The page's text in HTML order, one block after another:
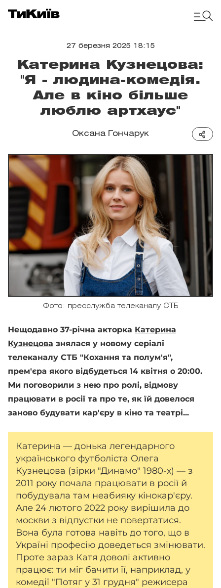
27 березня 2025 18:15
Катерина Кузнецова:
"Я - людина-комедія.
Але в кіно більше
люблю артхаус"
Оксана Гончарук
Фото: пресслужба телеканалу СТБ
Нещодавно 37-річна акторка Катерина
Кузнецова знялася у новому серіалі
телеканалу СТБ "Кохання та полум'я",
прем'єра якого відбудеться 14 квітня о 20:00.
Ми поговорили з нею про ролі, відмову
працювати в росії та про те, як їй довелося
заново будувати кар'єру в кіно та театрі...
Катерина — донька легендарного
українського футболіста Олега
Кузнецова (зірки "Динамо" 1980-х) — з
2011 року почала працювати в росії й
побудувала там неабияку кінокар'єру.
Але 24 лютого 2022 року вирішила до
москви з відпустки не повертатися.
Вона була готова навіть до того, що в
Україні професію доведеться змінювати.
Проте зараз Катя доволі активно
працює: ти міг бачити її, наприклад, у
комедії "Потяг у 31 грудня" режисера